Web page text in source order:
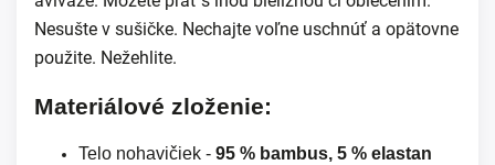
Nesušte v sušičke. Nechajte voľne uschnúť a opätovne
použite. Nežehlite.
Materiálové zloženie:
Telo nohavičiek - 95 % bambus, 5 % elastan